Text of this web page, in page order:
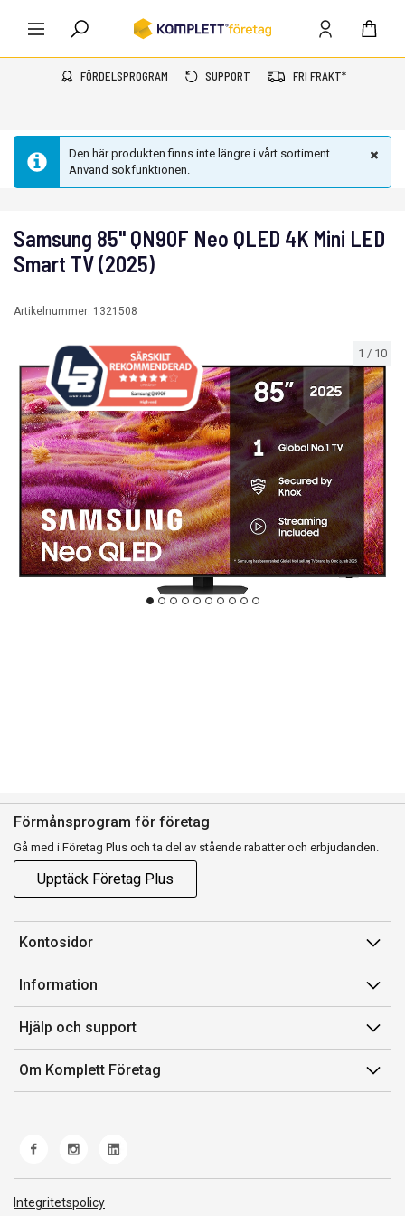
FÖRDELSPROGRAM SUPPORT FRI FRAKT*
Den här produkten finns inte längre i vårt sortiment.
Använd sökfunktionen.
1 / 10
Samsung 85" QN90F Neo QLED 4K Mini LED
Smart TV (2025)
Artikelnummer: 1321508
Förmånsprogram för företag
Gå med i Företag Plus och ta del av stående rabatter och erbjudanden.
Upptäck Företag Plus
Kontosidor
Mina sidor
Orderhistorik
Fakturor & Kvitton
Inköpslistor
Information
Försäljningsvillkor
Villkor för Komplett Företag Plus
Felsökning & guider
Hjälp och support
Kontakta oss
Kundservice
Frakt och leverans
Om Komplett Företag
Integritetspolicy